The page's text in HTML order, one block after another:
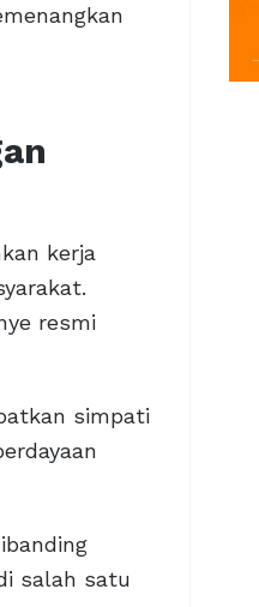
kerja
resmi
simpati
salah satu